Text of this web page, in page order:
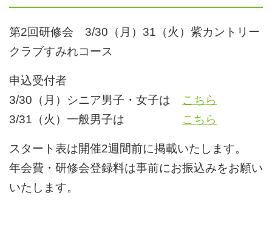
第2回研修会 3/30（月）31（火）紫カントリー
クラブすみれコース
申込受付者
3/30（月）シニア男子・女子は こちら
3/31（火）一般男子は こちら
スタート表は開催2週間前に掲載いたします。
年会費・研修会登録料は事前にお振込みをお願い
いたします。